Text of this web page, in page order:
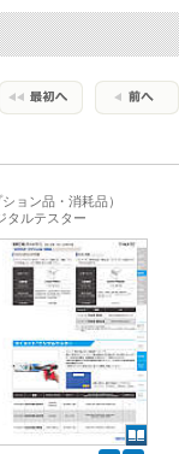
ョン品・消耗品）
タルテスター